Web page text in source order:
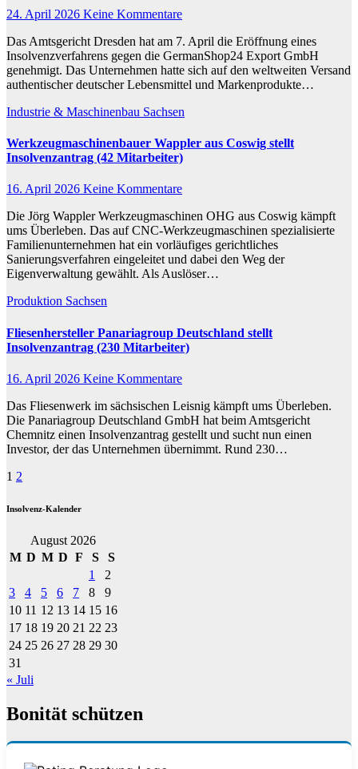
24. April 2026 Keine Kommentare
Das Amtsgericht Dresden hat am 7. April die Eröffnung eines
Insolvenzverfahrens gegen die GermanShop24 Export GmbH
genehmigt. Das Unternehmen hatte sich auf den weltweiten Versand
authentischer deutscher Lebensmittel und Markenprodukte…
Industrie & Maschinenbau Sachsen
Werkzeugmaschinenbauer Wappler aus Coswig stellt
Insolvenzantrag (42 Mitarbeiter)
16. April 2026 Keine Kommentare
Die Jörg Wappler Werkzeugmaschinen OHG aus Coswig kämpft
ums Überleben. Das auf CNC-Werkzeugmaschinen spezialisierte
Familienunternehmen hat ein vorläufiges gerichtliches
Sanierungsverfahren eingeleitet und dabei den Weg der
Eigenverwaltung gewählt. Als Auslöser…
Produktion Sachsen
Fliesenhersteller Panariagroup Deutschland stellt
Insolvenzantrag (230 Mitarbeiter)
16. April 2026 Keine Kommentare
Das Fliesenwerk im sächsischen Leisnig kämpft ums Überleben.
Die Panariagroup Deutschland GmbH hat beim Amtsgericht
Chemnitz einen Insolvenzantrag gestellt und sucht nun einen
Investor, der das Unternehmen übernimmt. Rund 230…
Seitennummerierung
der
1 2
Insolvenz-Kalender
August 2026
M D M D F S
S
1
2
3
4 5 6 7 8
9
10 11 12 13 14 15 16
17 18 19 20 21 22 23
24 25 26 27 28 29 30
31
« Juli
Bonität schützen